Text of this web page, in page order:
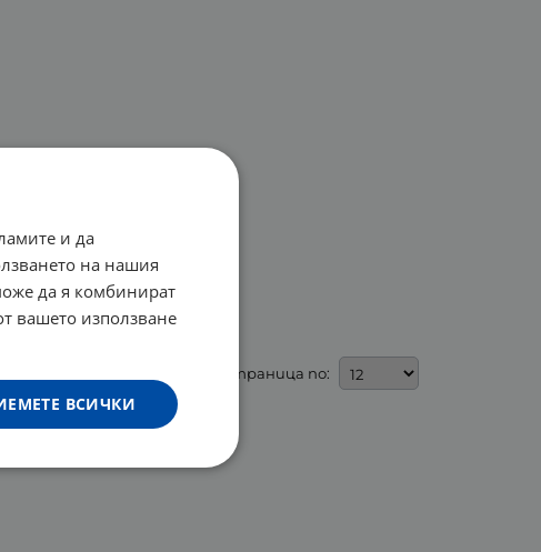
На страница по:
и да
на нашия
да я комбинират
вашето използване
ВСИЧКИ